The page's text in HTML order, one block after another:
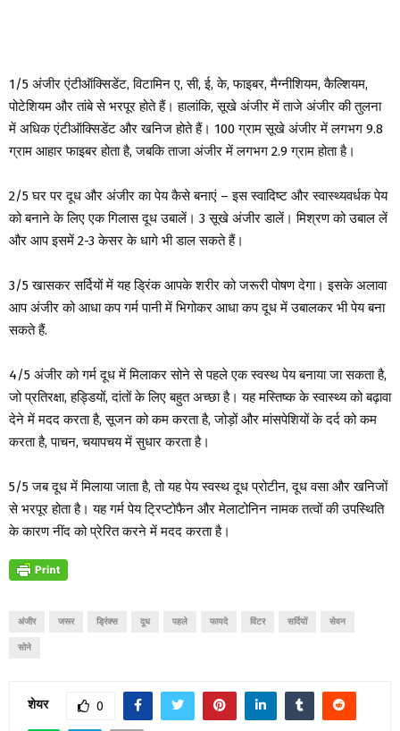
1/5 अंजीर एंटीऑक्सिडेंट, विटामिन ए, सी, ई, के, फाइबर, मैग्नीशियम, कैल्शियम,
पोटेशियम और तांबे से भरपूर होते हैं। हालांकि, सूखे अंजीर में ताजे अंजीर की तुलना
में अधिक एंटीऑक्सिडेंट और खनिज होते हैं। 100 ग्राम सूखे अंजीर में लगभग 9.8
ग्राम आहार फाइबर होता है, जबकि ताजा अंजीर में लगभग 2.9 ग्राम होता है।
2/5 घर पर दूध और अंजीर का पेय कैसे बनाएं – इस स्वादिष्ट और स्वास्थ्यवर्धक पेय
को बनाने के लिए एक गिलास दूध उबालें। 3 सूखे अंजीर डालें। मिश्रण को उबाल लें
और आप इसमें 2-3 केसर के धागे भी डाल सकते हैं।
3/5 खासकर सर्दियों में यह ड्रिंक आपके शरीर को जरूरी पोषण देगा। इसके अलावा
आप अंजीर को आधा कप गर्म पानी में भिगोकर आधा कप दूध में उबालकर भी पेय बना
सकते हैं.
4/5 अंजीर को गर्म दूध में मिलाकर सोने से पहले एक स्वस्थ पेय बनाया जा सकता है,
जो प्रतिरक्षा, हड्डियों, दांतों के लिए बहुत अच्छा है। यह मस्तिष्क के स्वास्थ्य को बढ़ावा
देने में मदद करता है, सूजन को कम करता है, जोड़ों और मांसपेशियों के दर्द को कम
करता है, पाचन, चयापचय में सुधार करता है।
5/5 जब दूध में मिलाया जाता है, तो यह पेय स्वस्थ दूध प्रोटीन, दूध वसा और खनिजों
से भरपूर होता है। यह गर्म पेय ट्रिप्टोफैन और मेलाटोनिन नामक तत्वों की उपस्थिति
के कारण नींद को प्रेरित करने में मदद करता है।
अंजीर जरूर ड्रिंक्स दूध पहले फायदे विंटर सर्दियों सेवन
सोने
शेयर 0